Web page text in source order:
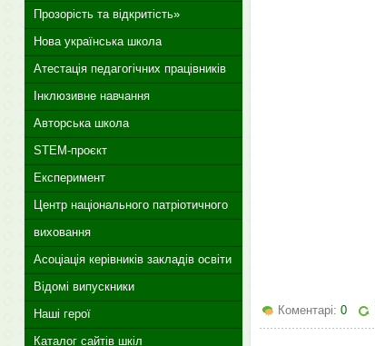
Коментарі: 0
Прозорість та відкритість»
Нова українська школа
Атестація педагогічних працівників
Інклюзивне навчання
Авторська школа
STEM-проєкт
Експеримент
Центр національного патріотичного
виховання
Асоціація керівників закладів освіти
Відомі випускники
Наші герої
Каталог сайтів шкіл